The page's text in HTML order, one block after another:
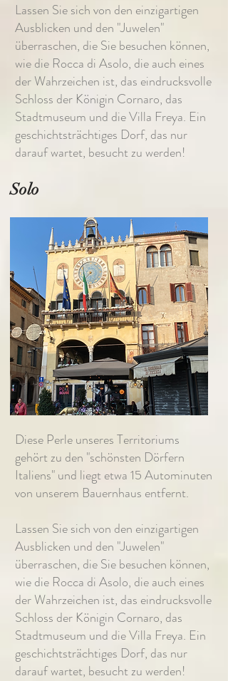
Lassen Sie sich von den einzigartigen
Ausblicken und den "Juwelen"
überraschen, die Sie besuchen können,
wie die Rocca di Asolo, die auch eines
der Wahrzeichen ist, das eindrucksvolle
Schloss der Königin Cornaro, das
Stadtmuseum und die Villa Freya. Ein
geschichtsträchtiges Dorf, das nur
darauf wartet, besucht zu werden!
Solo
Diese Perle unseres Territoriums
gehört zu den "schönsten Dörfern
Italiens" und liegt etwa 15 Autominuten
von unserem Bauernhaus entfernt.
Lassen Sie sich von den einzigartigen
Ausblicken und den "Juwelen"
überraschen, die Sie besuchen können,
wie die Rocca di Asolo, die auch eines
der Wahrzeichen ist, das eindrucksvolle
Schloss der Königin Cornaro, das
Stadtmuseum und die Villa Freya. Ein
geschichtsträchtiges Dorf, das nur
darauf wartet, besucht zu werden!